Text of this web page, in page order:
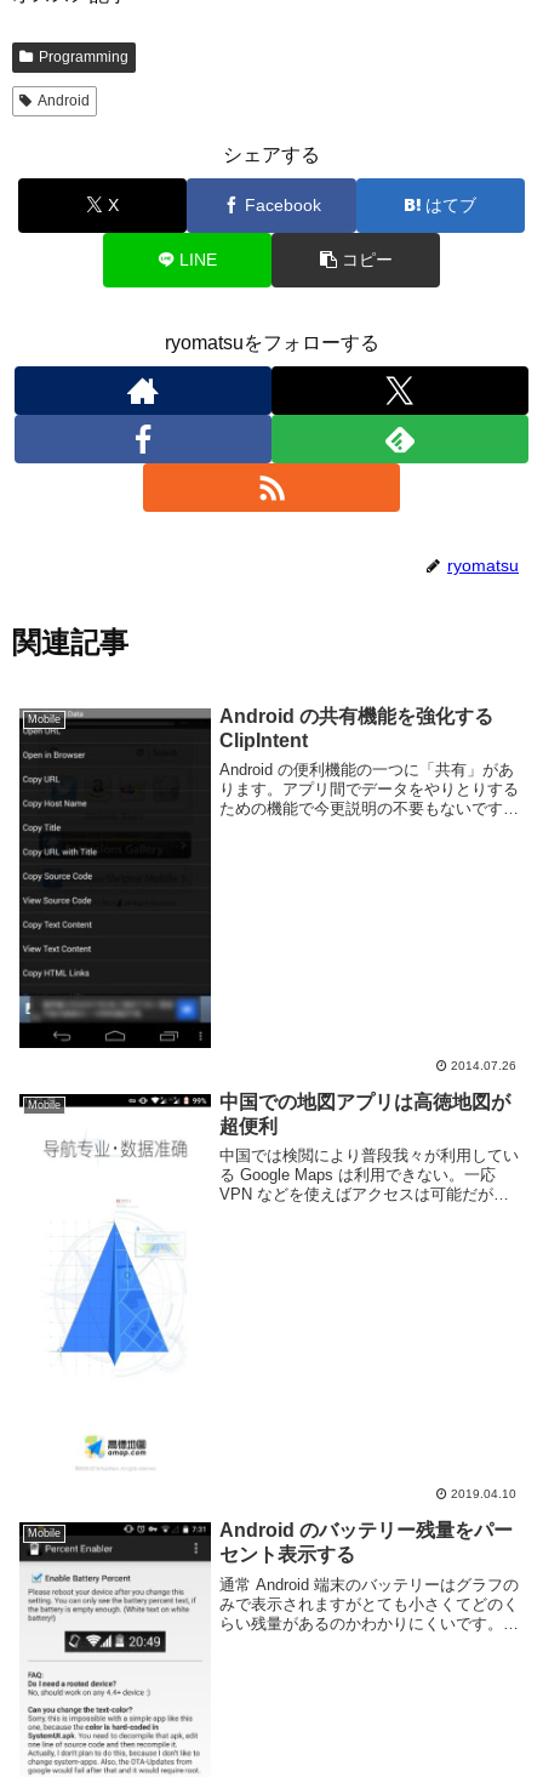
Programming
Android
シェアする
X Facebook はてブ
LINE コピー
ryomatsuをフォローする
ryomatsu
関連記事
Mobile
Android の共有機能を強化する
ClipIntent
Android の便利機能の一つに「共有」があ
ります。アプリ間でデータをやりとりする
ための機能で今更説明の不要もないです
2014.07.26
Mobile
中国での地図アプリは高徳地図が
超便利
中国では検閲により普段我々が利用してい
る Google Maps は利用できない。一応
VPN などを使えばアクセスは可能だが、
2019.04.10
Mobile
Android のバッテリー残量をパー
セント表示する
通常 Android 端末のバッテリーはグラフの
みで表示されますがとても小さくてどのく
らい残量があるのかわかりにくいです。で